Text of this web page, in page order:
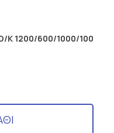
K 1200/600/1000/100